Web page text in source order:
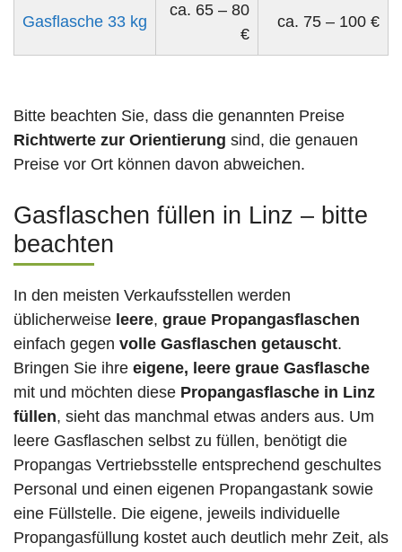
Gasflasche 33 kg
ca. 65 – 80
€
ca. 75 – 100 €
Bitte beachten Sie, dass die genannten Preise
Richtwerte zur Orientierung sind, die genauen
Preise vor Ort können davon abweichen.
Gasflaschen füllen in Linz – bitte
beachten
In den meisten Verkaufsstellen werden
üblicherweise leere, graue Propangasflaschen
einfach gegen volle Gasflaschen getauscht.
Bringen Sie ihre eigene, leere graue Gasflasche
mit und möchten diese Propangasflasche in Linz
füllen, sieht das manchmal etwas anders aus. Um
leere Gasflaschen selbst zu füllen, benötigt die
Propangas Vertriebsstelle entsprechend geschultes
Personal und einen eigenen Propangastank sowie
eine Füllstelle. Die eigene, jeweils individuelle
Propangasfüllung kostet auch deutlich mehr Zeit, als